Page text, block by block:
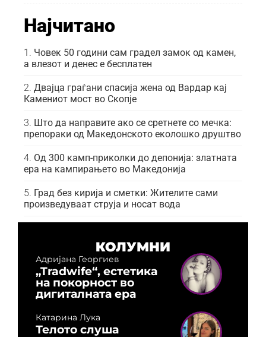
Најчитано
Човек 50 години сам градел замок од камен,
а влезот и денес е бесплатен
Двајца граѓани спасија жена од Вардар кај
Камениот мост во Скопје
Што да направите ако се сретнете со мечка:
препораки од Македонското еколошко друштво
Од 300 камп-приколки до депонија: златната
ера на кампирањето во Македонија
Град без кирија и сметки: Жителите сами
произведуваат струја и носат вода
КОЛУМНИ
Адријана Георгиев
„Tradwife“, естетика
на покорност во
дигиталната ера
Катарина Лука
Телото слуша